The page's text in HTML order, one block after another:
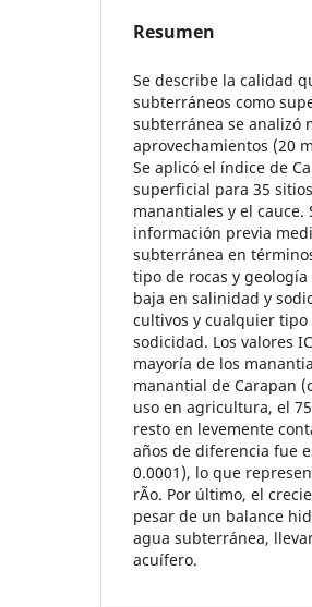
Resumen
Se describe la calidad
subterráneos como
subterránea se analizó
aprovechamientos (20
Se aplicó el índice de
superficial para 35
manantiales y el
información previa
subterránea en
tipo de rocas y geología
baja en salinidad y
cultivos y cualquier
sodicidad. Los valores
mayoría de los
manantial de Carapan
uso en agricultura, el
resto en levemente
años de diferencia fue
0.0001), lo que
rÃ­o. Por último, el
pesar de un balance
agua subterránea,
acuífero.